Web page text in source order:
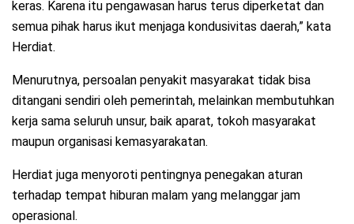
keras. Karena itu pengawasan harus terus diperketat dan
semua pihak harus ikut menjaga kondusivitas daerah,” kata
Herdiat.
Menurutnya, persoalan penyakit masyarakat tidak bisa
ditangani sendiri oleh pemerintah, melainkan membutuhkan
kerja sama seluruh unsur, baik aparat, tokoh masyarakat
maupun organisasi kemasyarakatan.
Herdiat juga menyoroti pentingnya penegakan aturan
terhadap tempat hiburan malam yang melanggar jam
operasional.